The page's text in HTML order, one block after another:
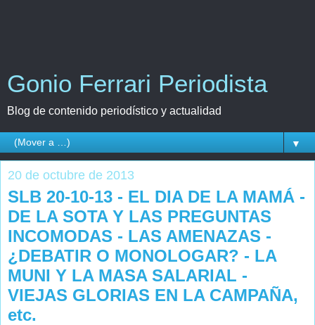
Gonio Ferrari Periodista
Blog de contenido periodístico y actualidad
▼
20 de octubre de 2013
SLB 20-10-13 - EL DIA DE LA MAMÁ -
DE LA SOTA Y LAS PREGUNTAS
INCOMODAS - LAS AMENAZAS -
¿DEBATIR O MONOLOGAR? - LA
MUNI Y LA MASA SALARIAL -
VIEJAS GLORIAS EN LA CAMPAÑA,
etc.